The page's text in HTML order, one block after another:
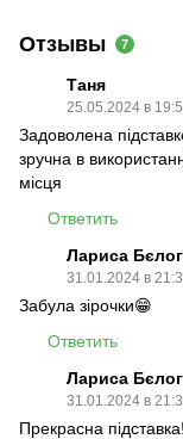
Отзывы 7
Таня
25.05.2024 в
Задоволена
зручна в
місця
Ответить
Лариса
31.01.2024 в
Забула зірочки😁
Ответить
Лариса
31.01.2024 в
Прекрасна